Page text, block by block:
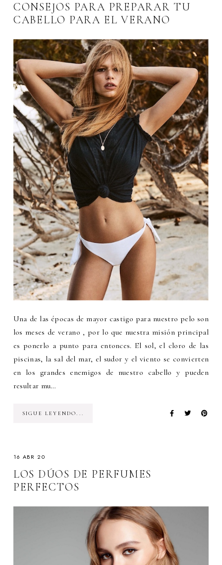
CONSEJOS PARA PREPARAR TU
CABELLO PARA EL VERANO
Una de las épocas de mayor castigo para nuestro pelo son
los meses de verano , por lo que nuestra misión principal
es ponerlo a punto para entonces. El sol, el cloro de las
piscinas, la sal del mar, el sudor y el viento se convierten
en los grandes enemigos de nuestro cabello y pueden
resultar mu…
SIGUE LEYENDO...
16 ABR 20
LOS DÚOS DE PERFUMES
PERFECTOS